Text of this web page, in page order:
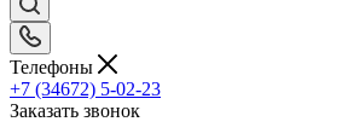
Телефоны
+7 (34672) 5-02-23
Заказать звонок